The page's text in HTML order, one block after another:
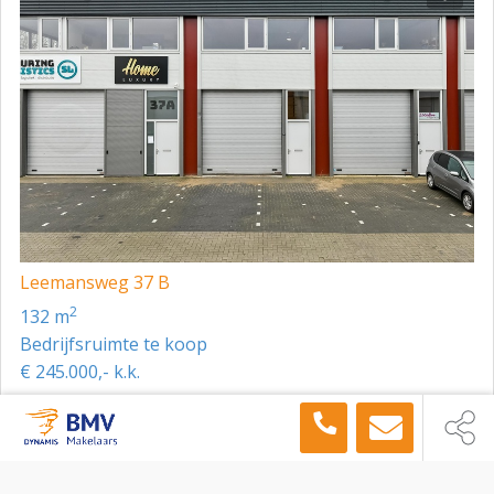
Energielabel
Het pand beschikt over energielabel A++.
Heeft dit pand uw interesse gewekt? Dan nodigen wij u
van harte uit het pand eens van binnen te komen
bekijken!
Leemansweg 37 B
132 m2
Bedrijfsruimte te koop
€ 245.000,- k.k.
Toon meer panden in de buurt →